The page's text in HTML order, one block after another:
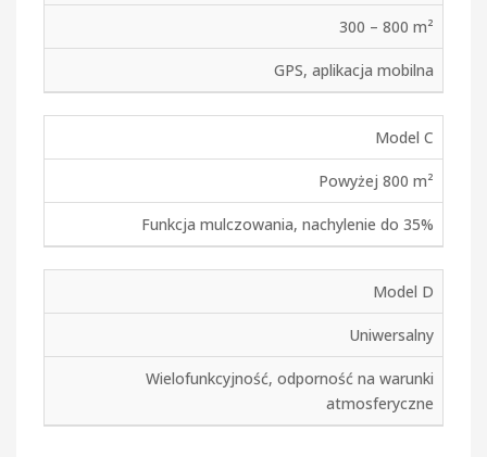
300 – 800 m²
GPS, aplikacja mobilna
Model C
Powyżej 800 m²
Funkcja mulczowania, nachylenie do 35%
Model D
Uniwersalny
Wielofunkcyjność, odporność na warunki
atmosferyczne